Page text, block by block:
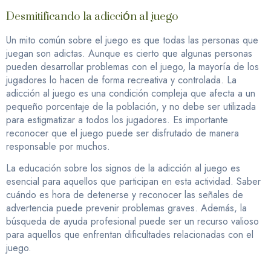
Desmitificando la adicción al juego
Un mito común sobre el juego es que todas las personas que
juegan son adictas. Aunque es cierto que algunas personas
pueden desarrollar problemas con el juego, la mayoría de los
jugadores lo hacen de forma recreativa y controlada. La
adicción al juego es una condición compleja que afecta a un
pequeño porcentaje de la población, y no debe ser utilizada
para estigmatizar a todos los jugadores. Es importante
reconocer que el juego puede ser disfrutado de manera
responsable por muchos.
La educación sobre los signos de la adicción al juego es
esencial para aquellos que participan en esta actividad. Saber
cuándo es hora de detenerse y reconocer las señales de
advertencia puede prevenir problemas graves. Además, la
búsqueda de ayuda profesional puede ser un recurso valioso
para aquellos que enfrentan dificultades relacionadas con el
juego.